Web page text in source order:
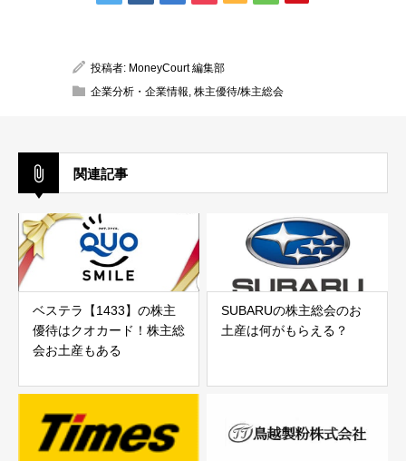
投稿者: MoneyCourt 編集部
企業分析・企業情報, 株主優待/株主総会
関連記事
ベステラ【1433】の株主
優待はクオカード！株主総
会お土産もある
SUBARUの株主総会のお
土産は何がもらえる？